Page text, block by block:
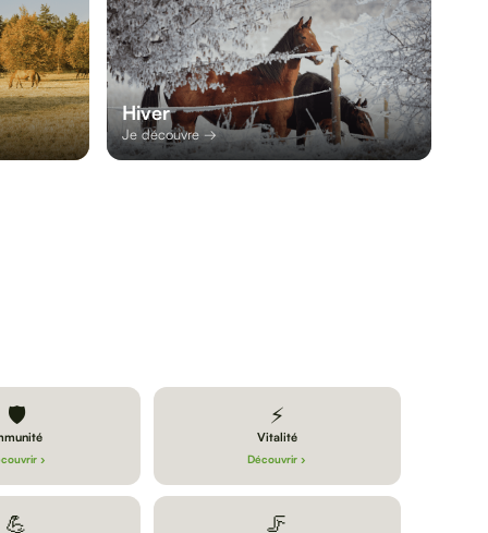
Hiver
Je découvre →
🛡️
›
⚡
Vitalité
Découvrir ›
💪 🦵